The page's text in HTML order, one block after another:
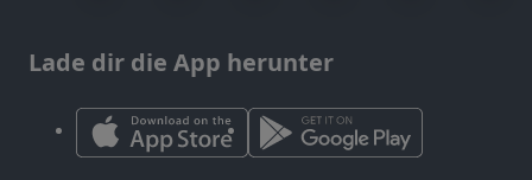
Lade dir die App herunter